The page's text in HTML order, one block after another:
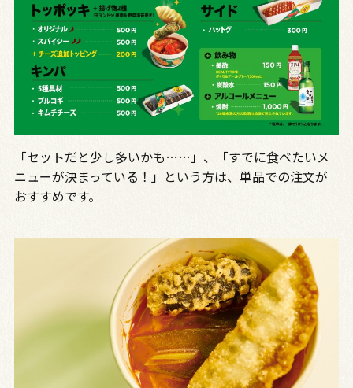
「セットだと少し多いかも……」、「すでに食べたいメ
ニューが決まっている！」という方は、単品での注文が
おすすめです。